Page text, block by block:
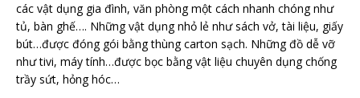
các vật dụng gia đình, văn phòng một cách nhanh chóng như
tủ, bàn ghế…. Những vật dụng nhỏ lẻ như sách vở, tài liệu, giấy
bút…được đóng gói bằng thùng carton sạch. Những đồ dễ vỡ
như tivi, máy tính…được bọc bằng vật liệu chuyên dụng chống
trầy sứt, hỏng hóc…